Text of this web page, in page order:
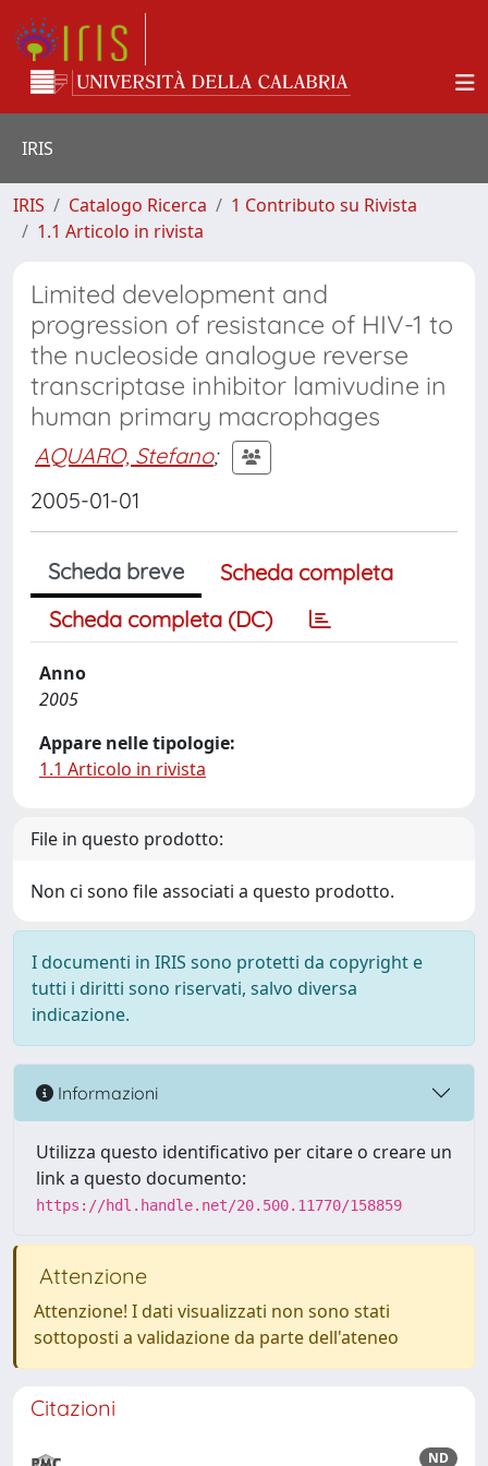
IRIS
IRIS Catalogo Ricerca
1 Contributo su Rivista
1.1 Articolo in rivista
Limited development and
progression of resistance of HIV-1 to
the nucleoside analogue reverse
transcriptase inhibitor lamivudine in
human primary macrophages
AQUARO, Stefano;
2005-01-01
Scheda breve
Scheda completa
Scheda completa (DC)
Anno
2005
Appare nelle tipologie:
1.1 Articolo in rivista
File in questo prodotto:
Non ci sono file associati a questo prodotto.
I documenti in IRIS sono protetti da copyright e
tutti i diritti sono riservati, salvo diversa
indicazione.
Informazioni
Utilizza questo identificativo per citare o creare un
link a questo documento:
https://hdl.handle.net/20.500.11770/158859
Attenzione
Attenzione! I dati visualizzati non sono stati
sottoposti a validazione da parte dell'ateneo
Citazioni
ND